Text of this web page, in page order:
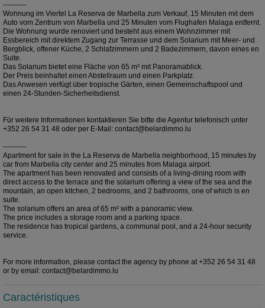
----------
Wohnung im Viertel La Reserva de Marbella zum Verkauf, 15 Minuten mit dem
Auto vom Zentrum von Marbella und 25 Minuten vom Flughafen Malaga entfernt.
Die Wohnung wurde renoviert und besteht aus einem Wohnzimmer mit
Essbereich mit direktem Zugang zur Terrasse und dem Solarium mit Meer- und
Bergblick, offener Küche, 2 Schlafzimmern und 2 Badezimmern, davon eines en
Suite.
Das Solarium bietet eine Fläche von 65 m² mit Panoramablick.
Der Preis beinhaltet einen Abstellraum und einen Parkplatz.
Das Anwesen verfügt über tropische Gärten, einen Gemeinschaftspool und
einen 24-Stunden-Sicherheitsdienst.
Für weitere Informationen kontaktieren Sie bitte die Agentur telefonisch unter
+352 26 54 31 48 oder per E-Mail: contact@belardimmo.lu
----------
Apartment for sale in the La Reserva de Marbella neighborhood, 15 minutes by
car from Marbella city center and 25 minutes from Malaga airport.
The apartment has been renovated and consists of a living-dining room with
direct access to the terrace and the solarium offering a view of the sea and the
mountain, an open kitchen, 2 bedrooms, and 2 bathrooms, one of which is en
suite.
The solarium offers an area of 65 m² with a panoramic view.
The price includes a storage room and a parking space.
The residence has tropical gardens, a communal pool, and a 24-hour security
service.
For more information, please contact the agency by phone at +352 26 54 31 48
or by email: contact@belardimmo.lu
Caractéristiques